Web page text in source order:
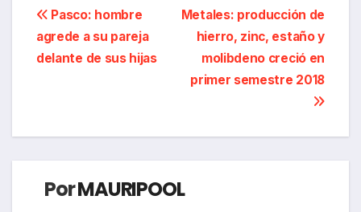
Navegación
de
Metales: producción de
hierro, zinc, estaño y
molibdeno creció en
primer semestre 2018
Pasco: hombre
agrede a su pareja
delante de sus hijas
PorMAURIPOOL